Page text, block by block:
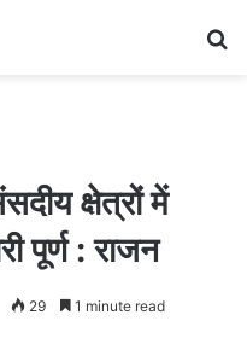
क्षेत्रों में
पूर्ण : राजन
29 1 minute read